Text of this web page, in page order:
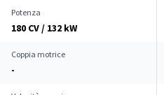
Potenza
180 CV / 132 kW
Coppia motrice
-